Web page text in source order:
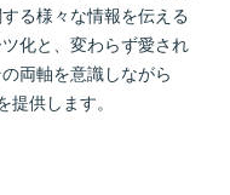
る様々な情報を伝える
化と、変わらず愛され
両軸を意識しながら
供します。